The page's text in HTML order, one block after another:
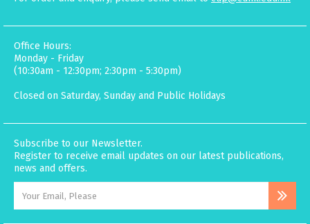
Office Hours:
Monday - Friday
(10:30am - 12:30pm; 2:30pm - 5:30pm)
Closed on Saturday, Sunday and Public Holidays
Subscribe to our Newsletter.
Register to receive email updates on our latest publications,
news and offers.